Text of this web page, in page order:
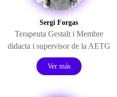
Sergi Forgas
Terapeuta Gestalt i Membre
didacta i supervisor de la AETG
Ver más